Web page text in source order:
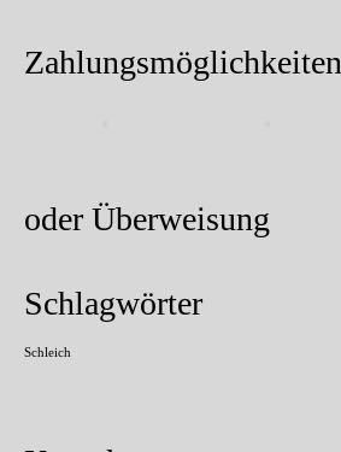
Zahlungsmöglichkeiten
oder Überweisung
Schlagwörter
Schleich